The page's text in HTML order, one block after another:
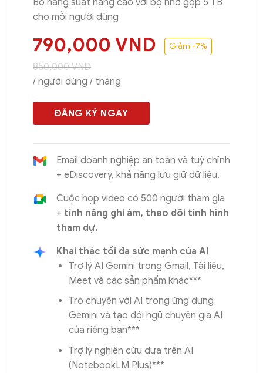
Bộ năng suất nâng cao với bộ nhớ gộp 5 TB
cho mỗi người dùng
790,000 VND Giảm -7%
850,000VND
/ người dùng / tháng
ĐĂNG KÝ NGAY
Email doanh nghiệp an toàn và tuỳ chỉnh
+ eDiscovery, khả năng lưu giữ dữ liệu.
Cuộc họp video có 500 người tham gia
+ tính năng ghi âm, theo dõi tình hình
tham dự.
Khai thác tối đa sức mạnh của AI
Trợ lý AI Gemini trong Gmail, Tài liệu,
Meet và các sản phẩm khác***
Trò chuyện với AI trong ứng dụng
Gemini và tạo đội ngũ chuyên gia AI
của riêng bạn***
Trợ lý nghiên cứu dựa trên AI
(NotebookLM Plus)***